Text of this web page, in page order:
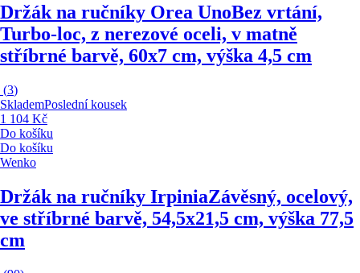
Držák na ručníky Orea UnoBez vrtání,
Turbo-loc, z nerezové oceli, v matně
stříbrné barvě, 60x7 cm, výška 4,5 cm
(3)
SklademPoslední kousek
1 104 Kč
Do košíku
Do košíku
Wenko
Držák na ručníky IrpiniaZávěsný, ocelový,
ve stříbrné barvě, 54,5x21,5 cm, výška 77,5
cm